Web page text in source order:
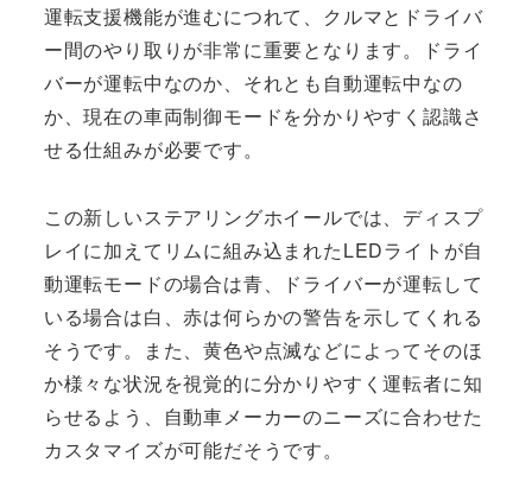
運転支援機能が進むにつれて、クルマとドライバ
ー間のやり取りが非常に重要となります。ドライ
バーが運転中なのか、それとも自動運転中なの
か、現在の車両制御モードを分かりやすく認識さ
せる仕組みが必要です。
この新しいステアリングホイールでは、ディスプ
レイに加えてリムに組み込まれたLEDライトが自
動運転モードの場合は青、ドライバーが運転して
いる場合は白、赤は何らかの警告を示してくれる
そうです。また、黄色や点滅などによってそのほ
か様々な状況を視覚的に分かりやすく運転者に知
らせるよう、自動車メーカーのニーズに合わせた
カスタマイズが可能だそうです。